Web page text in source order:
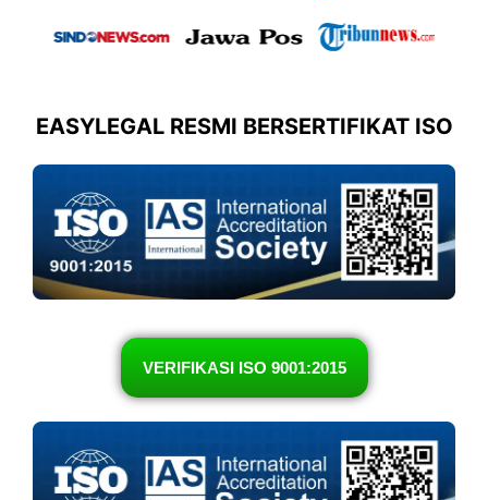
EASYLEGAL RESMI BERSERTIFIKAT ISO
VERIFIKASI ISO 9001:2015